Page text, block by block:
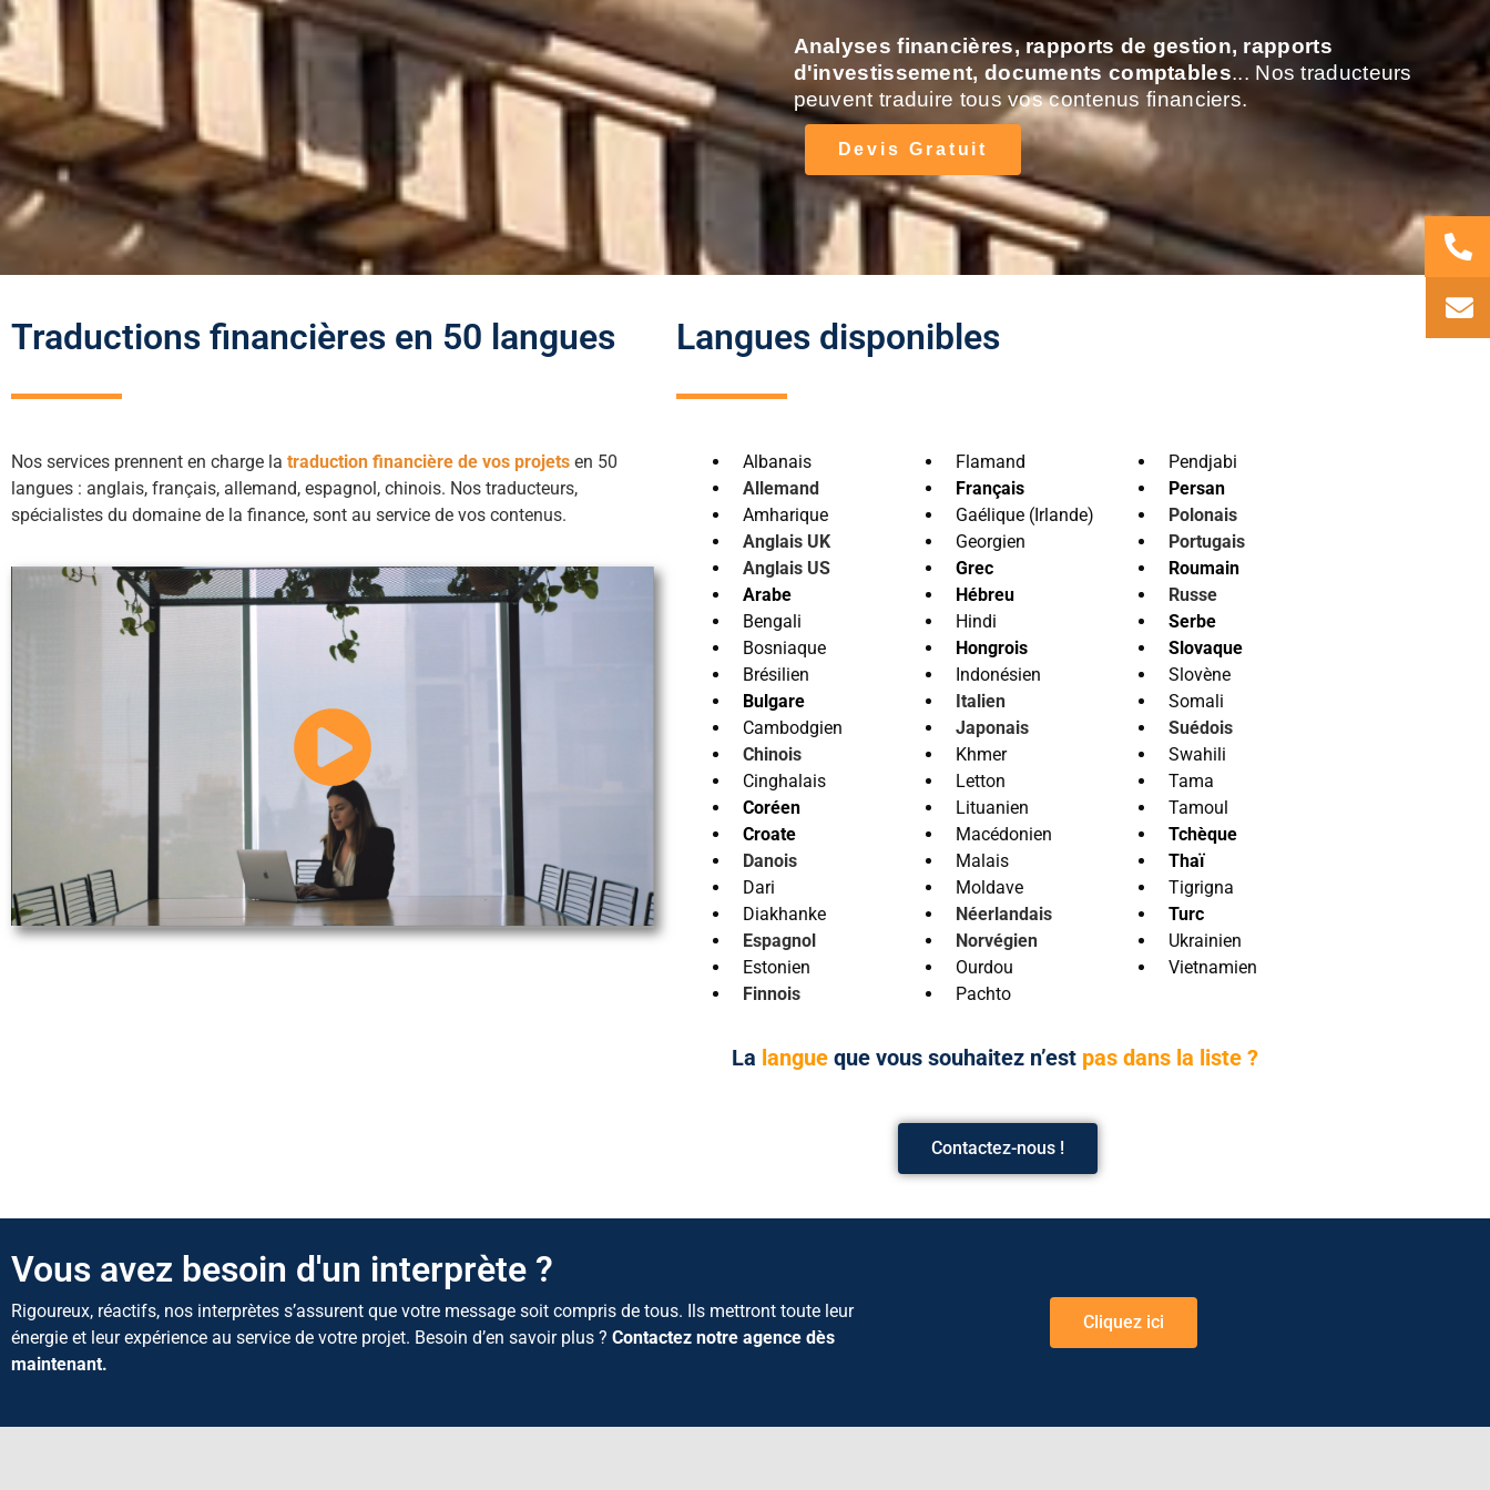
Analyses financières, rapports de gestion, rapports
d'investissement, documents comptables... Nos traducteurs
peuvent traduire tous vos contenus financiers.
Devis Gratuit
Traductions financières en 50 langues
Nos services prennent en charge la traduction financière de vos projets en 50
langues : anglais, français, allemand, espagnol, chinois. Nos traducteurs,
spécialistes du domaine de la finance, sont au service de vos contenus.
Langues disponibles
Albanais
Allemand
Amharique
Anglais UK
Anglais US
Arabe
Bengali
Bosniaque
Brésilien
Bulgare
Cambodgien
Chinois
Cinghalais
Coréen
Croate
Danois
Dari
Diakhanke
Espagnol
Estonien
Finnois
Flamand
Français
Gaélique (Irlande)
Georgien
Grec
Hébreu
Hindi
Hongrois
Indonésien
Italien
Japonais
Khmer
Letton
Lituanien
Macédonien
Malais
Moldave
Néerlandais
Norvégien
Ourdou
Pachto
Pendjabi
Persan
Polonais
Portugais
Roumain
Russe
Serbe
Slovaque
Slovène
Somali
Suédois
Swahili
Tama
Tamoul
Tchèque
Thaï
Tigrigna
Turc
Ukrainien
Vietnamien
La langue que vous souhaitez n’est pas dans la liste ?
Contactez-nous !
Vous avez besoin d'un interprète ?
Rigoureux, réactifs, nos interprètes s’assurent que votre message soit compris de tous. Ils mettront toute leur
énergie et leur expérience au service de votre projet. Besoin d’en savoir plus ? Contactez notre agence dès
maintenant.
Cliquez ici